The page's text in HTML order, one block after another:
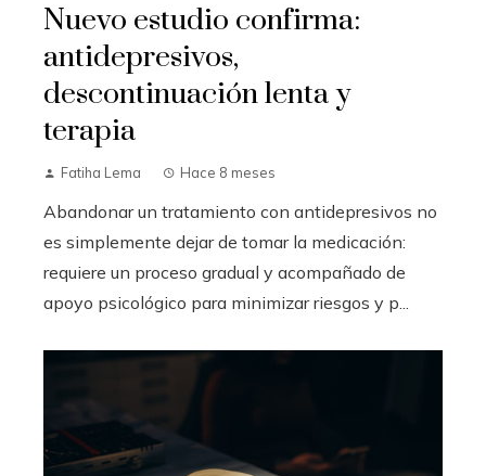
Nuevo estudio confirma:
antidepresivos,
descontinuación lenta y
terapia
Fatiha Lema Hace 8 meses
Abandonar un tratamiento con antidepresivos no
es simplemente dejar de tomar la medicación:
requiere un proceso gradual y acompañado de
apoyo psicológico para minimizar riesgos y p...